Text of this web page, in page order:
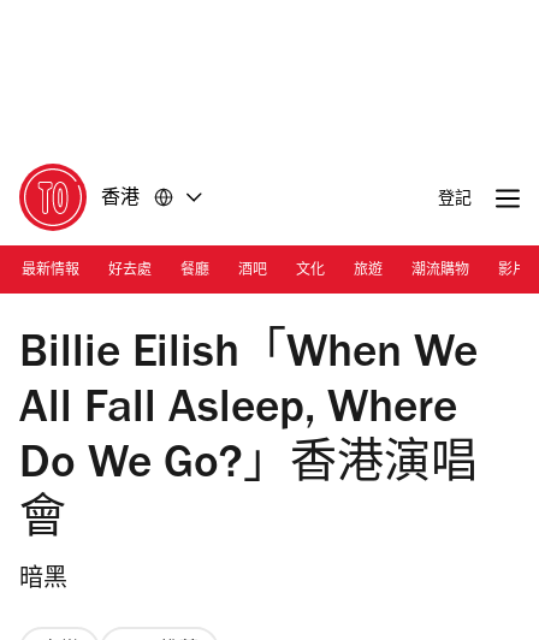
香港 登記
最新情報 好去處 餐廳 酒吧 文化 旅遊 潮流購物 影片
Photograph: Courtesy Spotify HK
Billie Eilish「When We
All Fall Asleep, Where
Do We Go?」香港演唱
會
暗黑